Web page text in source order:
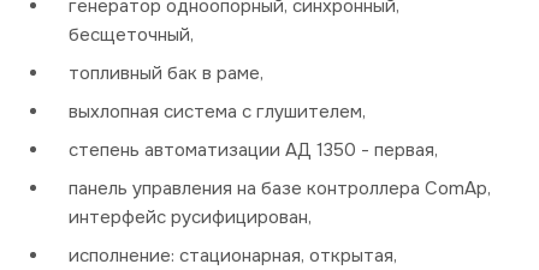
генератор одноопорный, синхронный,
бесщеточный,
топливный бак в раме,
выхлопная система с глушителем,
степень автоматизации АД 1350 - первая,
панель управления на базе контроллера ComAp,
интерфейс русифицирован,
исполнение: стационарная, открытая,